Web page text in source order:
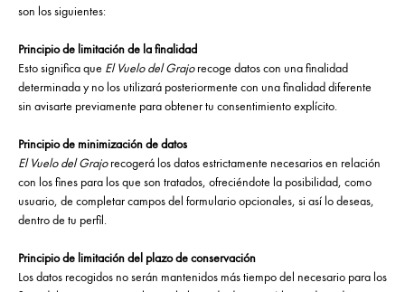
son los siguientes:
Principio de limitación de la finalidad
Esto significa que El Vuelo del Grajorecoge datos con una finalidad
determinada y no los utilizará posteriormente con una finalidad diferente
sin avisarte previamente para obtener tu consentimiento explícito.
Principio de minimización de datos
El Vuelo del Grajorecogerá los datos estrictamente necesarios en relación
con los fines para los que son tratados, ofreciéndote la posibilidad, como
usuario, de completar campos del formulario opcionales, si así lo deseas,
dentro de tu perfil.
Principio de limitación del plazo de conservación
Los datos recogidos no serán mantenidos más tiempo del necesario para los